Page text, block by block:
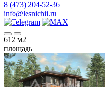
8 (473) 204-52-36
info@lesnichii.ru
612 м2
площадь